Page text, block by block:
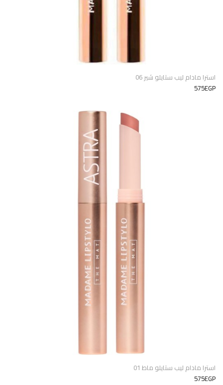
استرا مادام ليب ستايلو شير 06
575EGP
استرا مادام ليب ستايلو ماط 01
575EGP